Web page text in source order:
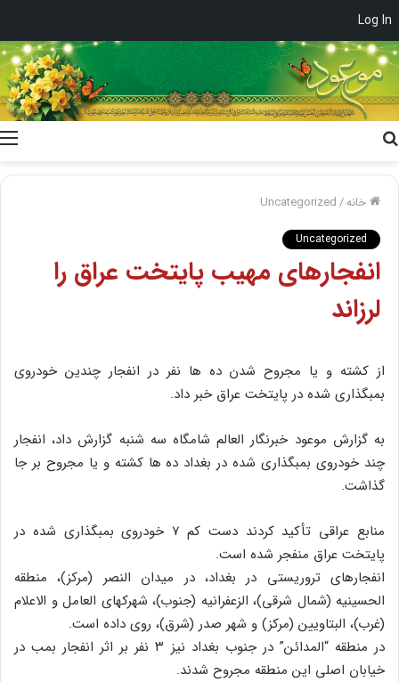
Log In
خانه/
Uncategorized
Uncategorized
انفجارهای مهیب پایتخت عراق را
لرزاند
از کشته و یا مجروح شدن ده ها نفر در انفجار چندین خودروی
بمبگذاری شده در پایتخت عراق خبر داد.
به گزارش موعود خبرنگار العالم شامگاه سه شنبه گزارش داد، انفجار
چند خودروی بمبگذاری شده در بغداد ده ها کشته و یا مجروح بر جا
گذاشت.
منابع عراقی تأکید کردند دست کم ۷ خودروی بمبگذاری شده در
پایتخت عراق منفجر شده است.
انفجارهای تروریستی در بغداد، در میدان النصر (مرکز)، منطقه
الحسینیه (شمال شرقی)، الزعفرانیه (جنوب)، شهرکهای العامل و الاعلام
(غرب)، البتاویین (مرکز) و شهر صدر (شرق)، روی داده است.
در منطقه “المدائن” در جنوب بغداد نیز ۳ نفر بر اثر انفجار بمب در
خیابان اصلی این منطقه مجروح شدند.